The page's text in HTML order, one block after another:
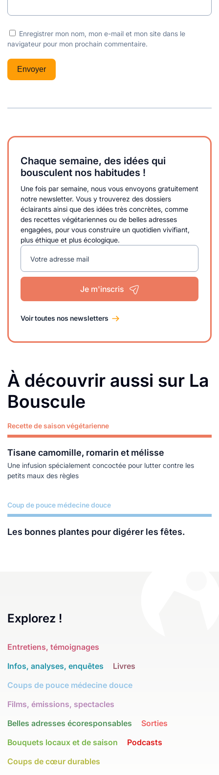
Enregistrer mon nom, mon e-mail et mon site dans le
navigateur pour mon prochain commentaire.
Chaque semaine, des idées qui
bousculent nos habitudes !
Une fois par semaine, nous vous envoyons gratuitement
notre newsletter. Vous y trouverez des dossiers
éclairants ainsi que des idées très concrètes, comme
des recettes végétariennes ou de belles adresses
engagées, pour vous construire un quotidien vivifiant,
plus éthique et plus écologique.
Votre adresse mail
Je m'inscris
Voir toutes nos newsletters
À découvrir aussi sur La
Bouscule
Recette de saison végétarienne
Tisane camomille, romarin et mélisse
Une infusion spécialement concoctée pour lutter contre les
petits maux des règles
Lire plus
Coup de pouce médecine douce
Les bonnes plantes pour digérer les fêtes.
Lire plus
Explorez !
Entretiens, témoignages
Infos, analyses, enquêtes
Livres
Coups de pouce médecine douce
Films, émissions, spectacles
Belles adresses écoresponsables
Sorties
Bouquets locaux et de saison
Podcasts
Coups de cœur durables